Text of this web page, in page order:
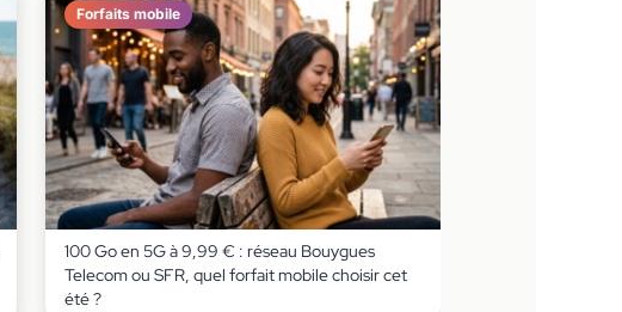
Forfaits mobile
100 Go en 5G à 9,99 € : réseau Bouygues
Telecom ou SFR, quel forfait mobile choisir cet
été ?